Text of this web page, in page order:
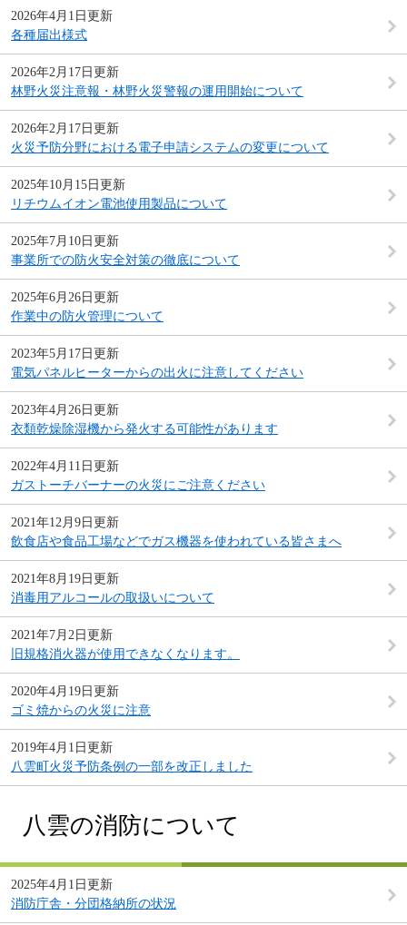
2026年4月1日更新
各種届出様式
2026年2月17日更新
林野火災注意報・林野火災警報の運用開始について
2026年2月17日更新
火災予防分野における電子申請システムの変更について
2025年10月15日更新
リチウムイオン電池使用製品について
2025年7月10日更新
事業所での防火安全対策の徹底について
2025年6月26日更新
作業中の防火管理について
2023年5月17日更新
電気パネルヒーターからの出火に注意してください
2023年4月26日更新
衣類乾燥除湿機から発火する可能性があります
2022年4月11日更新
ガストーチバーナーの火災にご注意ください
2021年12月9日更新
飲食店や食品工場などでガス機器を使われている皆さまへ
2021年8月19日更新
消毒用アルコールの取扱いについて
2021年7月2日更新
旧規格消火器が使用できなくなります。
2020年4月19日更新
ゴミ焼からの火災に注意
2019年4月1日更新
八雲町火災予防条例の一部を改正しました
八雲の消防について
2025年4月1日更新
消防庁舎・分団格納所の状況